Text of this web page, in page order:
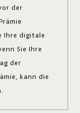
der
Ihre digitale
Sie Ihre
der
kann die